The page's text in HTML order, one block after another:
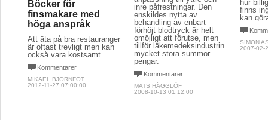
Böcker för
finsmakare med
höga anspråk
Att äta på bra restauranger
är oftast trevligt men kan
också vara kostsamt.
Kommentarer
MIKAEL BJÖRNFOT
2012-11-27 07:00:00
inre påfrestningar. Den
enskildes nytta av
behandling av enbart
förhöjt blodtryck är helt
omöjligt att förutse, men
tillför läkemedeksindustrin
mycket stora summor
pengar.
Kommentarer
MATS HÄGGLÖF
2008-10-13 01:12:00
hur
finns
kan
SIMON
2007-02-